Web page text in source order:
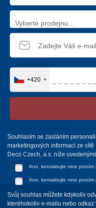
Vyberte prodejnu…
+420
Souhlasím se zasláním
marketingových informací ze
Deco Czech, a.s. níže
Ano, kontaktujte mne prosím
Ano, kontaktujte mne prosím
Svůj souhlas můžete kdykoliv
kteréhokoliv e-mailu nebo odkaz